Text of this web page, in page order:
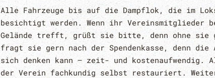
Alle Fahrzeuge bis auf die Dampflok, die im
besichtigt werden. Wenn ihr Vereinsmitglieder
Gelände trefft, grüßt sie bitte, denn ohne sie
fragt sie gern nach der Spendenkasse, denn
sich denken kann – zeit- und kostenaufwendig.
der Verein fachkundig selbst restauriert.